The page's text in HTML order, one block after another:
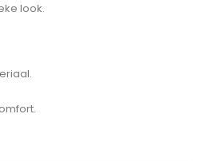
look.